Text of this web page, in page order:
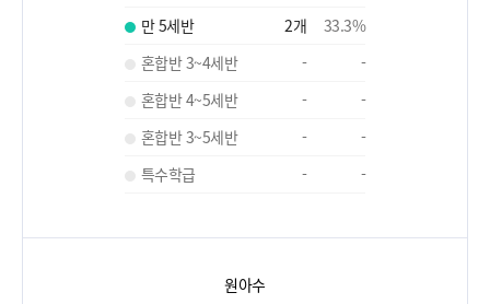
만 5세반
2개 33.3%
혼합반 3~4세반
-
-
혼합반 4~5세반
-
-
혼합반 3~5세반
-
-
특수학급
- -
원아수